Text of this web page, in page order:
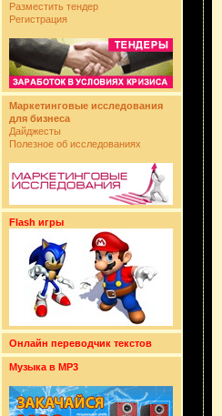
Разместить тендер
Регистрация
Маркетинговые исследования
для бизнеса
Дайджесты
Полезное об исследованиях
Flash игры
Онлайн переводчик текстов
Музыка в MP3